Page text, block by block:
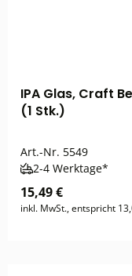
IPA Glas, Craft
(1 Stk.)
Art.-Nr. 5549
2-4 Werktage*
15,49 €
inkl. MwSt., entspricht